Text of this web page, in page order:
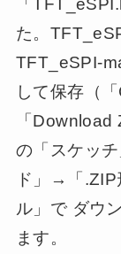
た。
TFT_eSPI-
して保存（
「
の「スケッ
ド」→「.ZIP
ル」で ダウ
ます。